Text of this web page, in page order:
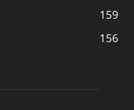
159
156